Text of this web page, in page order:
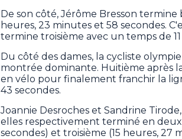
De son côté, Jérôme Bresson
heures, 23 minutes et 58 secondes.
termine troisième avec un temps de
Du côté des dames, la cycliste
montrée dominante. Huitième après
en vélo pour finalement franchir la
43 secondes.
Joannie Desroches et Sandrine
elles respectivement terminé en
secondes) et troisième (15 heures, 27